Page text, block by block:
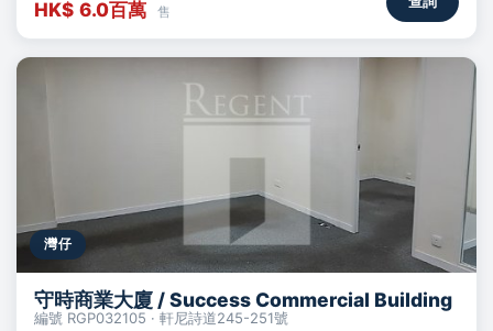
HK$ 6.0百萬 售
灣仔
守時商業大廈 / Success Commercial Building
編號 RGP032105 · 軒尼詩道245-251號